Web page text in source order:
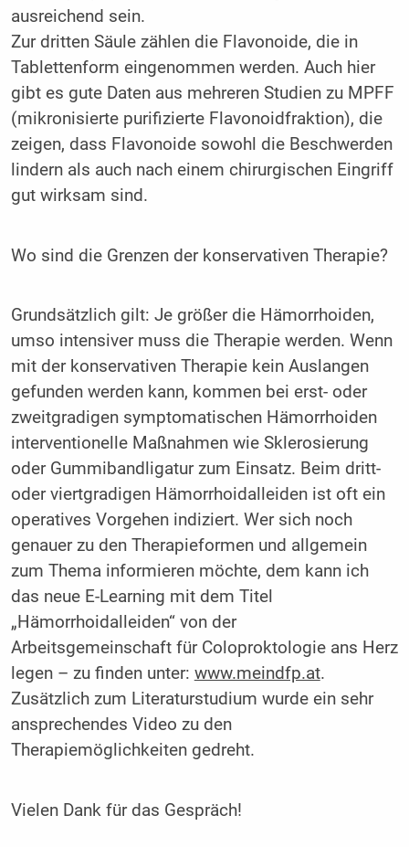
ausreichend sein.
Zur dritten Säule zählen die Flavonoide, die in
Tablettenform eingenommen werden. Auch hier
gibt es gute Daten aus mehreren Studien zu MPFF
(mikronisierte purifizierte Flavonoidfraktion), die
zeigen, dass Flavonoide sowohl die Beschwerden
lindern als auch nach einem chirurgischen Eingriff
gut wirksam sind.
Wo sind die Grenzen der konservativen Therapie?
Grundsätzlich gilt: Je größer die Hämorrhoiden,
umso intensiver muss die Therapie werden. Wenn
mit der konservativen Therapie kein Auslangen
gefunden werden kann, kommen bei erst- oder
zweitgradigen symptomatischen Hämorrhoiden
interventionelle Maßnahmen wie Sklerosierung
oder Gummibandligatur zum Einsatz. Beim dritt-
oder viertgradigen Hämorrhoidalleiden ist oft ein
operatives Vorgehen indiziert. Wer sich noch
genauer zu den Therapieformen und allgemein
zum Thema informieren möchte, dem kann ich
das neue E-Learning mit dem Titel
„Hämorrhoidalleiden“ von der
Arbeitsgemeinschaft für Coloproktologie ans Herz
legen – zu finden unter: www.meindfp.at.
Zusätzlich zum Literaturstudium wurde ein sehr
ansprechendes Video zu den
Therapiemöglichkeiten gedreht.
Vielen Dank für das Gespräch!